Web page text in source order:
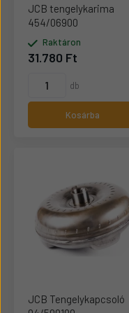
JCB tengelykarima
454/06900
Raktáron
31.780 Ft
db
Kosárba
JCB Tengelykapcsoló